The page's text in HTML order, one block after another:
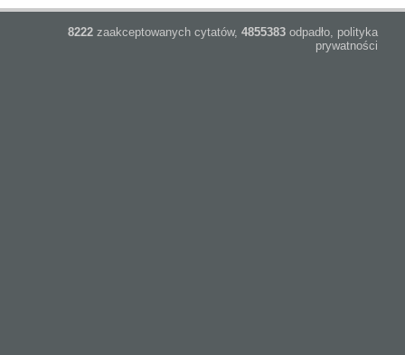
8222 zaakceptowanych cytatów, 4855383 odpadło, polityka
prywatności